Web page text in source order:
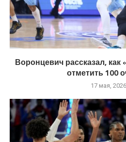
Воронцевич рассказал, как
отметить 100
17 мая, 2026